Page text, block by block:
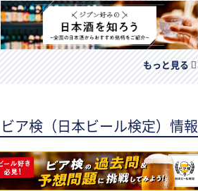
もっと見る
ビア検（日本ビール検定）情報